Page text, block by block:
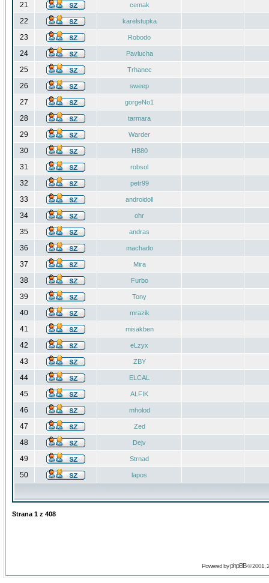
21 cemak
22 karelstupka
23 Robodo
24 Pavlucha
25 Trhanec
26 sweep
27 gorgeNo1
28 tarmara
29 Warder
30 HB80
31 robsol
32 petr99
33 androidoll
34 ohr
35 andras
36 machado
37 Mira
38 Furbo
39 Tony
40 mrazik
41 misakben
42 eLzyx
43 ZBY
44 ELCAL
45 ALFIK
46 mholod
47 Zed
48 Dejv
49 Strnad
50 lapos
Strana 1 z 408
Powered byphpBB© 2001,